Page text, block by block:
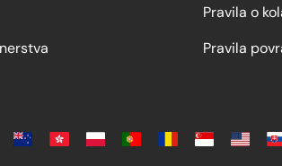
Pravila o
Pravila